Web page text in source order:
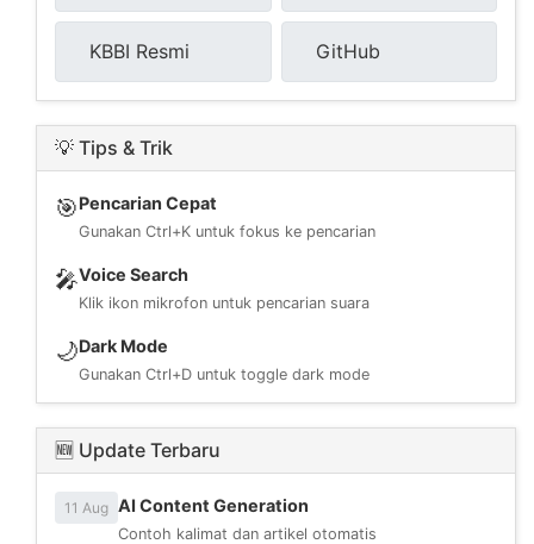
KBBI Resmi GitHub
💡 Tips & Trik
🎯Pencarian Cepat
Gunakan Ctrl+K untuk fokus ke pencarian
🎤Voice Search
Klik ikon mikrofon untuk pencarian suara
🌙Dark Mode
Gunakan Ctrl+D untuk toggle dark mode
🆕 Update Terbaru
11 Aug AI Content Generation
Contoh kalimat dan artikel otomatis